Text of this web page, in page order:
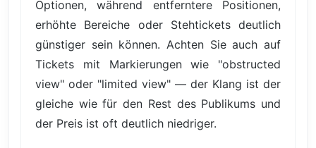
Optionen, während entferntere Positionen,
erhöhte Bereiche oder Stehtickets deutlich
günstiger sein können. Achten Sie auch auf
Tickets mit Markierungen wie "obstructed
view" oder "limited view" — der Klang ist der
gleiche wie für den Rest des Publikums und
der Preis ist oft deutlich niedriger.